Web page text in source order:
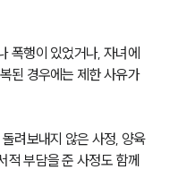
폭행이 있었거나, 자녀에
된 경우에는 제한 사유가
려보내지 않은 사정, 양육
적 부담을 준 사정도 함께